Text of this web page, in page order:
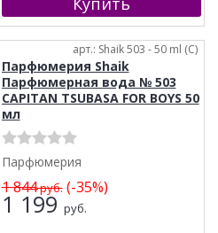
арт.: Shaik 503 - 50 ml (C)
Парфюмерия Shaik
Парфюмерная вода № 503
CAPITAN TSUBASA FOR BOYS 50
мл
Парфюмерия
1 844руб.(-35%)
1 199 руб.